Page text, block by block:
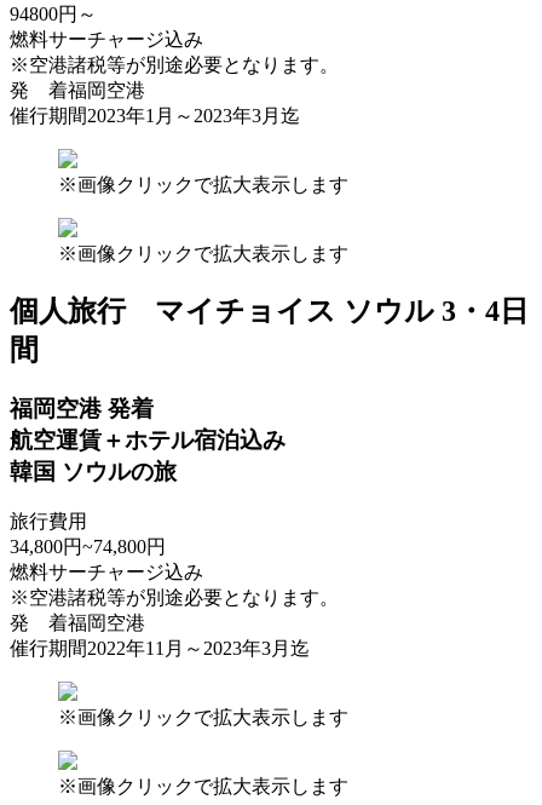
94800円 ～
燃料サーチャージ込み
※空港諸税等が別途必要となります。
発 着福岡空港
催行期間2023年1月～2023年3月迄
※画像クリックで拡大表示します
※画像クリックで拡大表示します
個人旅行
マイチョイス ソウル 3・4日
間
福岡空港 発着
航空運賃＋ホテル宿泊込み
韓国 ソウルの旅
旅行費用
34,800円~74,800円
燃料サーチャージ込み
※空港諸税等が別途必要となります。
発 着福岡空港
催行期間2022年11月～2023年3月迄
※画像クリックで拡大表示します
※画像クリックで拡大表示します